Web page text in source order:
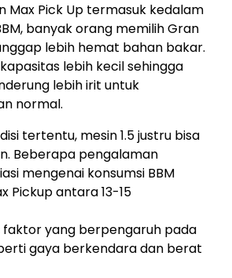
Max Pick Up termasuk kedalam
banyak orang memilih Gran
lebih hemat bahan bakar.
kapasitas lebih kecil sehingga
lebih irit untuk
normal.
tertentu, mesin 1.5 justru bisa
Beberapa pengalaman
mengenai konsumsi BBM
Pickup antara 13-15
yang berpengaruh pada
gaya berkendara dan berat